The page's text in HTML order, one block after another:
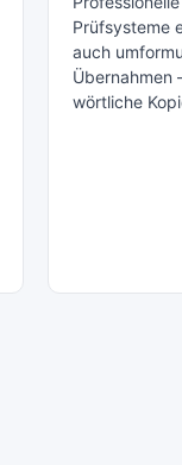
Prüfsysteme
auch
Übernahmen
wörtliche